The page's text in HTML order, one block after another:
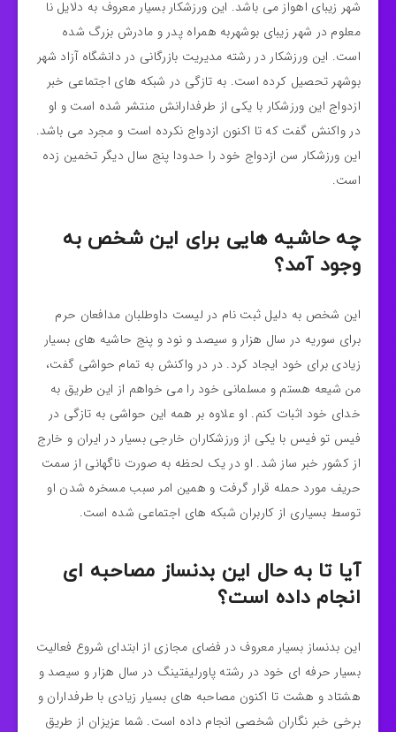
شهر زیبای اهواز می باشد. این ورزشکار بسیار معروف به دلایل نا
معلوم در شهر زیبای بوشهربه همراه پدر و مادرش بزرگ شده
است. این ورزشکار در رشته مدیریت بازرگانی در دانشگاه آزاد شهر
بوشهر تحصیل کرده است. به تازگی در شبکه های اجتماعی خبر
ازدواج این ورزشکار با یکی از طرفدارانش منتشر شده است و او
در واکنش گفت که تا اکنون ازدواج نکرده است و مجرد می باشد.
این ورزشکار سن ازدواج خود را حدودا پنج سال دیگر تخمین زده
است.
چه حاشیه هایی برای این شخص به
وجود آمد؟
این شخص به دلیل ثبت نام در لیست داوطلبان مدافعان حرم
برای سوریه در سال هزار و سیصد و نود و پنج حاشیه های بسیار
زیادی برای خود ایجاد کرد. در در واکنش به تمام حواشی گفت،
من شیعه هستم و مسلمانی خود را می خواهم از این طریق به
خدای خود اثبات کنم. او علاوه بر همه این حواشی به تازگی در
فیس تو فیس با یکی از ورزشکاران خارجی بسیار در ایران و خارج
از کشور خبر ساز شد. او در یک لحظه به صورت ناگهانی از سمت
حریف مورد حمله قرار گرفت و همین امر سبب مسخره شدن او
توسط بسیاری از کاربران شبکه های اجتماعی شده است.
آیا تا به حال این بدنساز مصاحبه ای
انجام داده است؟
این بدنساز بسیار معروف در فضای مجازی از ابتدای شروع فعالیت
بسیار حرفه ای خود در رشته پاورلیفتینگ در سال هزار و سیصد و
هشتاد و هشت تا اکنون مصاحبه های بسیار زیادی با طرفداران و
برخی خبر نگاران شخصی انجام داده است. شما عزیزان از طریق